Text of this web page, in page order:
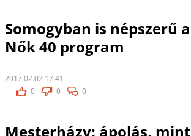
Somogyban is népszerű a
Nők 40 program
2017.02.02 17:41
0
0 0
Mesterházy: ápolás, mint